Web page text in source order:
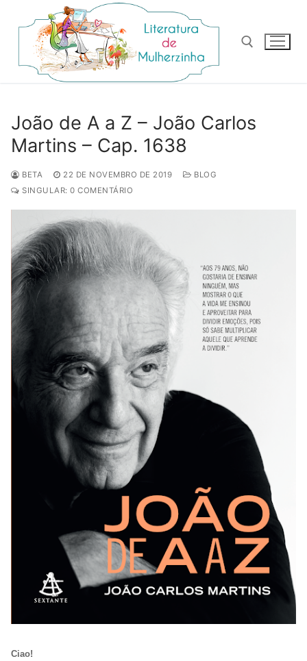
para
conteúdo
João de A a Z – João Carlos
Martins – Cap. 1638
BETA 22 DE NOVEMBRO DE 2019
BLOG
SINGULAR: 0 COMENTÁRIO
Ciao!